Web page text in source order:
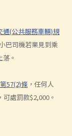
通(公共服務車輛)規
巴司機若果見到乘
。
第57(2)條 ，任何人
可處罰款$2,000。
，然後跨越道路分
盡所能控制車輛，
屬實，她可以脫罪
命傷亡的嚴重後
林志發）